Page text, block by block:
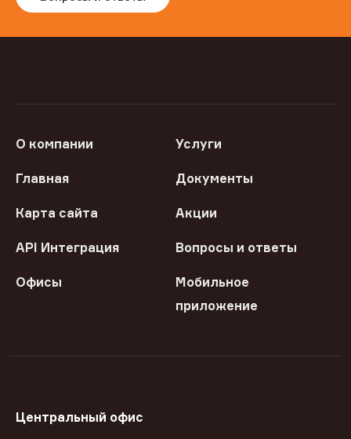
О компании Услуги
Главная Документы
Карта сайта Акции
API Интеграция Вопросы и ответы
Офисы
Мобильное
приложение
Центральный офис